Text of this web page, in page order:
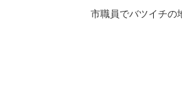
市職員でバツイチの